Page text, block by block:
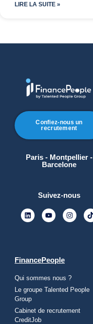
LIRE LA SUITE »
Confiez-nous un
recrutement
Paris - Montpellier -
Barcelone
Suivez-nous
FinancePeople
Qui sommes nous ?
Le groupe Talented People
Group
Cabinet de recrutement
CreditJob